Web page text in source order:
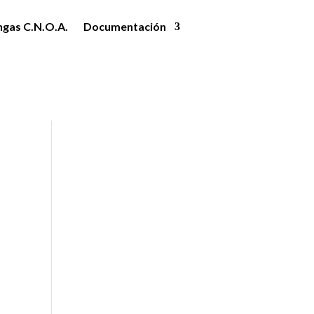
C.N.O.A. Documentación